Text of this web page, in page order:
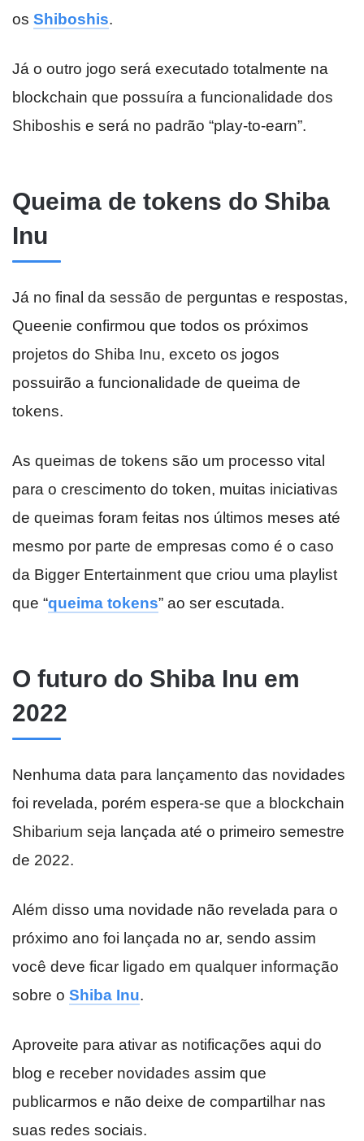
os Shiboshis.
Já o outro jogo será executado totalmente na
blockchain que possuíra a funcionalidade dos
Shiboshis e será no padrão “play-to-earn”.
Queima de tokens do Shiba
Inu
Já no final da sessão de perguntas e respostas,
Queenie confirmou que todos os próximos
projetos do Shiba Inu, exceto os jogos
possuirão a funcionalidade de queima de
tokens.
As queimas de tokens são um processo vital
para o crescimento do token, muitas iniciativas
de queimas foram feitas nos últimos meses até
mesmo por parte de empresas como é o caso
da Bigger Entertainment que criou uma playlist
que “queima tokens” ao ser escutada.
O futuro do Shiba Inu em
2022
Nenhuma data para lançamento das novidades
foi revelada, porém espera-se que a blockchain
Shibarium seja lançada até o primeiro semestre
de 2022.
Além disso uma novidade não revelada para o
próximo ano foi lançada no ar, sendo assim
você deve ficar ligado em qualquer informação
sobre o Shiba Inu.
Aproveite para ativar as notificações aqui do
blog e receber novidades assim que
publicarmos e não deixe de compartilhar nas
suas redes sociais.